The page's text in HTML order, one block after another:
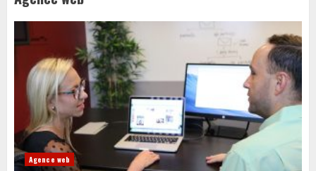
Agence web